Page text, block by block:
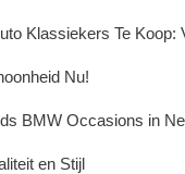
Klassiekers Te Koop:
Nu!
BMW Occasions in
en Stijl